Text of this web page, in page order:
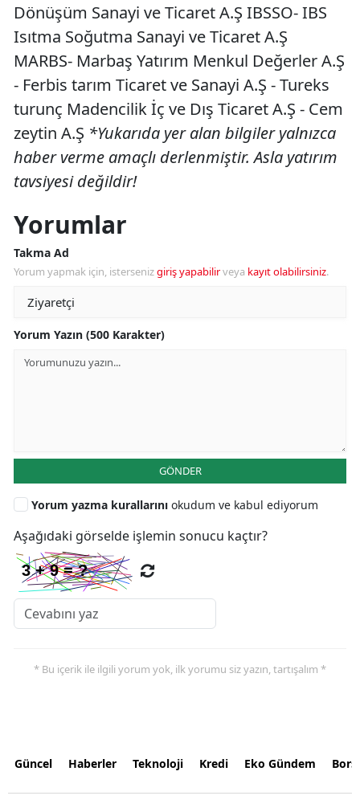
Dönüşüm Sanayi ve Ticaret A.Ş IBSSO- IBS
Isıtma Soğutma Sanayi ve Ticaret A.Ş
MARBS- Marbaş Yatırım Menkul Değerler A.Ş
- Ferbis tarım Ticaret ve Sanayi A.Ş - Tureks
turunç Madencilik İç ve Dış Ticaret A.Ş - Cem
zeytin A.Ş *Yukarıda yer alan bilgiler yalnızca
haber verme amaçlı derlenmiştir. Asla yatırım
tavsiyesi değildir!
Yorumlar
Takma Ad
Yorum yapmak için, istersenizgiriş yapabilirveya kayıt olabilirsiniz.
Yorum Yazın (500 Karakter)
GÖNDER
Yorum yazma kurallarını okudum ve kabul ediyorum
Aşağıdaki görselde işlemin sonucu kaçtır?
* Bu içerik ile ilgili yorum yok, ilk yorumu siz yazın, tartışalım *
Güncel Haberler Teknoloji Kredi Eko Gündem